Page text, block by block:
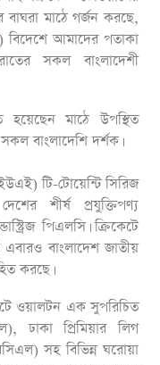
এই প্রবাসী যোদ্ধারাই
বিশেষত, ডলার–
আয় গুরুত্বপূর্ণ ভূমিকা
এগিয়ে নেওয়া
খেলার সময়
পরিবার।
ক্রিকেট স্টেডিয়ামের
বাঘরা মাঠে গর্জন করছে,
বিদেশে আমাদের পতাকা
সকল বাংলাদেশী
মাঠে উপস্থিত
সকল বাংলাদেশি দর্শক।